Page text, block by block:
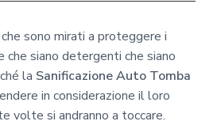
sono mirati a proteggere i
che siano detergenti che siano
la Sanificazione Auto Tomba
in considerazione il loro
volte si andranno a toccare.